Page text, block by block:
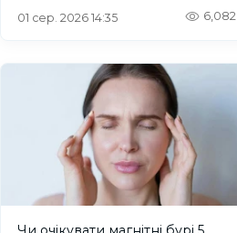
01 сер. 2026 14:35 6,082